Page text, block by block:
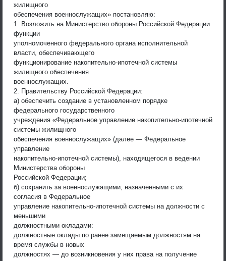
жилищного
обеспечения военнослужащих» постановляю:
1. Возложить на Министерство обороны Российской Федерации
функции
уполномоченного федерального органа исполнительной
власти, обеспечивающего
функционирование накопительно-ипотечной системы
жилищного обеспечения
военнослужащих.
2. Правительству Российской Федерации:
а) обеспечить создание в установленном порядке
федерального государственного
учреждения «Федеральное управление накопительно-ипотечной
системы жилищного
обеспечения военнослужащих» (далее — Федеральное
управление
накопительно-ипотечной системы), находящегося в ведении
Министерства обороны
Российской Федерации;
б) сохранить за военнослужащими, назначенными с их
согласия в Федеральное
управление накопительно-ипотечной системы на должности с
меньшими
должностными окладами:
должностные оклады по ранее замещаемым должностям на
время службы в новых
должностях — до возникновения у них права на получение